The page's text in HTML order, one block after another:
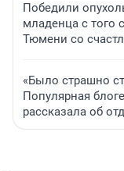
Победили
младенца с того
Тюмени со
«Было страшно
Популярная
рассказала об